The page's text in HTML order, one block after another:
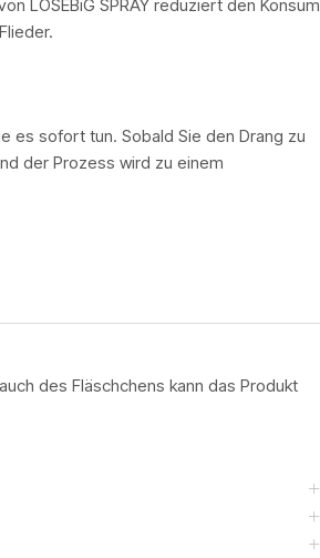
LOSEBiG SPRAY reduziert den Konsum
es sofort tun. Sobald Sie den Drang zu
der Prozess wird zu einem
des Fläschchens kann das Produkt